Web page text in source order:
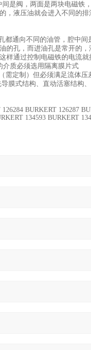
是阀，两面是两块电磁铁
，液压油就会进入不同的
通向不同的油管，腔中间
孔，而进油孔是常开的，
样通过控制电磁铁的电流
介质必须选用隔离膜片式
定制）但必须满足流体压
膜式结构、直动活塞结构
BURKERT 126287
134593 BURKERT